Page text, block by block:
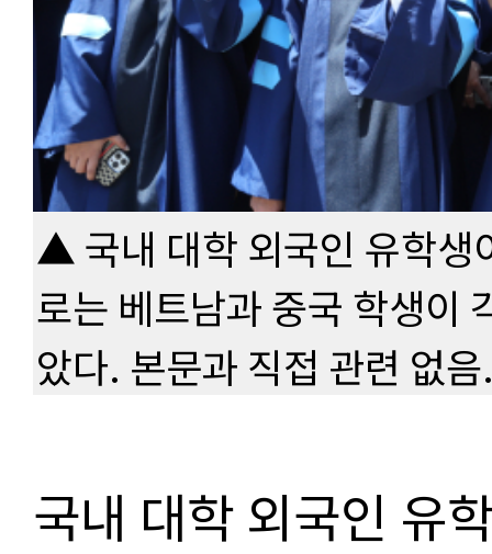
▲ 국내 대학 외국인 유학생
로는 베트남과 중국 학생이
았다. 본문과 직접 관련 없
국내 대학 외국인 유